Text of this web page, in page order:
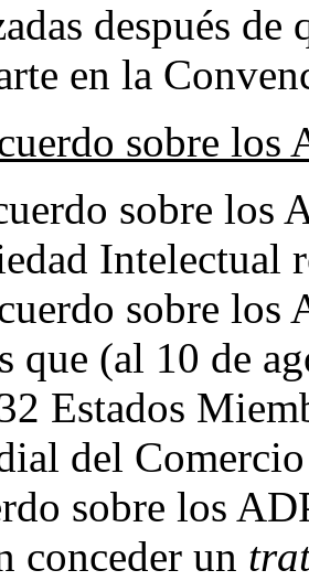
después de
en la
sobre los
sobre los
Intelectual
sobre los
que (al 10 de
Estados
del
sobre los
conceder un